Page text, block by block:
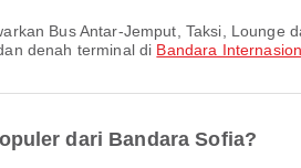
denah terminal di Bandara
dari Bandara Sofia?